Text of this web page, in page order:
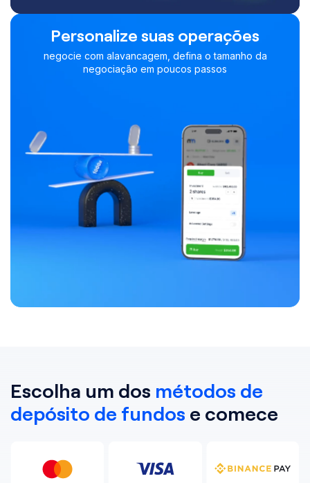
Personalize suas operações
negocie com alavancagem, defina o tamanho da
negociação em poucos passos
Escolha um dos métodos de
depósito de fundos e comece